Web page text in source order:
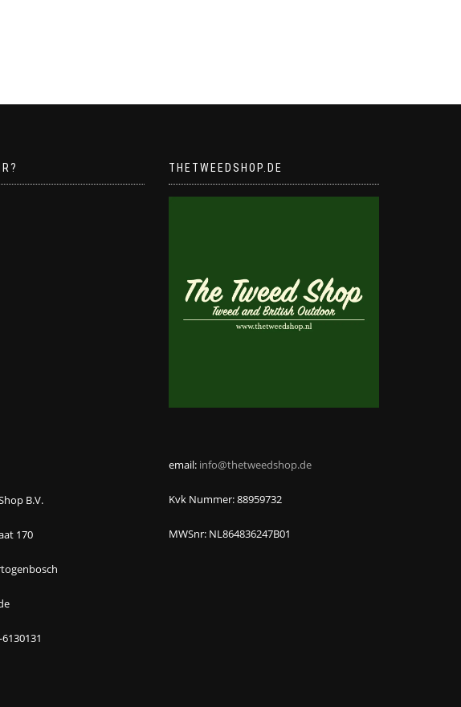
B.V.
170
THETWEEDSHOP.DE
email: info@thetweedshop.de
Kvk Nummer: 88959732
MWSnr: NL864836247B01